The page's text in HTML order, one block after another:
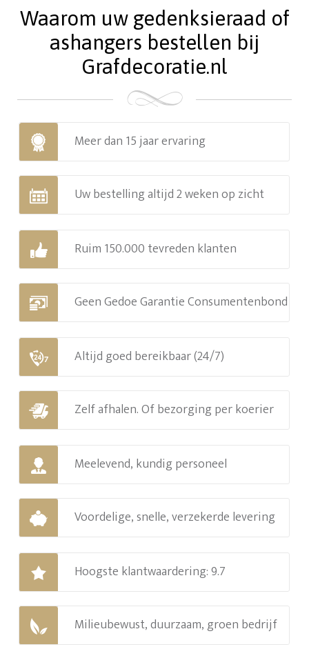
Waarom uw gedenksieraad of
ashangers bestellen bij
Grafdecoratie.nl
Meer dan 15 jaar ervaring
Uw bestelling altijd 2 weken op zicht
Ruim 150.000 tevreden klanten
Geen Gedoe Garantie Consumentenbond
Altijd goed bereikbaar (24/7)
Zelf afhalen. Of bezorging per koerier
Meelevend, kundig personeel
Voordelige, snelle, verzekerde levering
Hoogste klantwaardering: 9.7
Milieubewust, duurzaam, groen bedrijf